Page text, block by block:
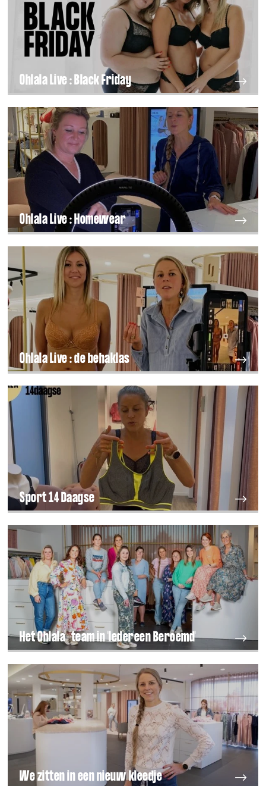
Ohlala Live : Black Friday
Ohlala Live : Homewear
Ohlala Live : de behaklas
Sport 14 Daagse
Het Ohlala-team in 'Iedereen Beroemd'
We zitten in een nieuw kleedje